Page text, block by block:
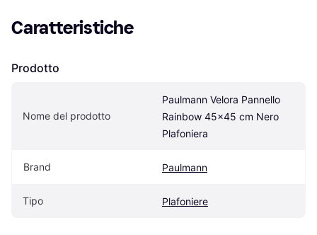
Caratteristiche
Prodotto
Nome del prodotto
Paulmann Velora Pannello
Rainbow 45x45 cm Nero
Plafoniera
Brand Paulmann
Tipo Plafoniere